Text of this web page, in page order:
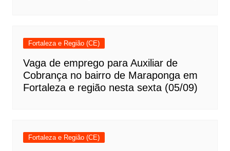
Fortaleza e Região (CE)
Vaga de emprego para Auxiliar de
Cobrança no bairro de Maraponga em
Fortaleza e região nesta sexta (05/09)
Fortaleza e Região (CE)